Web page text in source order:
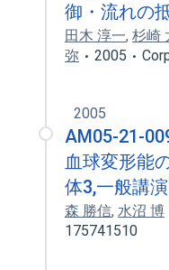
御・流れの
田木 淳一, 杉崎
弥
2005
2005
AM05-21-
血球変形能
体3,一般講
森 勝信, 水沼 博
175741510